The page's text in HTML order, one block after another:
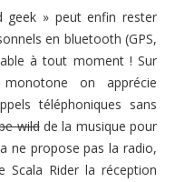
» peut enfin rester
en bluetooth (GPS,
à tout moment ! Sur
on apprécie
téléphoniques sans
wildde la musique pour
ne propose pas la radio,
Scala Rider la réception